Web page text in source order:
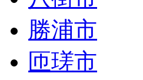
勝浦市
匝瑳市